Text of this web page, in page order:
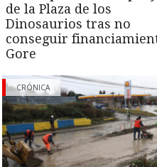
de la Plaza de los
Dinosaurios tras no
conseguir
Gore
CRÓNICA